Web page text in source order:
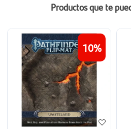
Productos que te
10